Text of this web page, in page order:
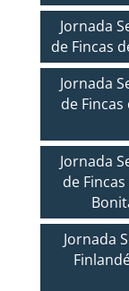
Jornada
de Fincas
Jornada
de
Jornada
de
Jornada